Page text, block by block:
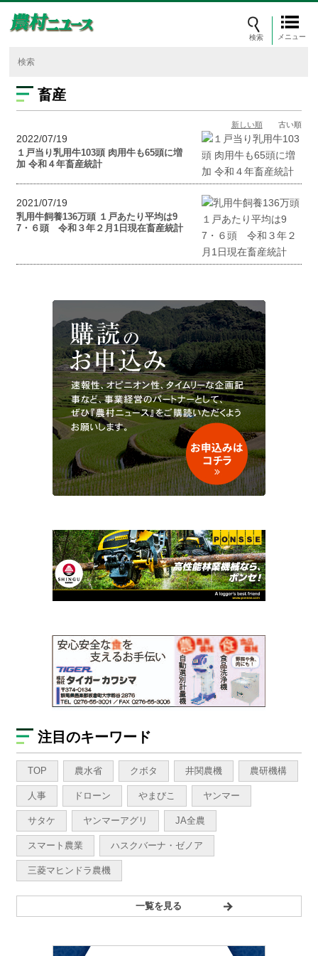
メニュー
畜産
新しい順 古い順
2022/07/19
１戸当り乳用牛103頭 肉用牛も65頭に増
加 令和４年畜産統計
2021/07/19
乳用牛飼養136万頭 １戸あたり平均は9
7・６頭 令和３年２月1日現在畜産統計
注目のキーワード
TOP 農水省 クボタ 井関農機 農研機構
人事 ドローン やまびこ ヤンマー
サタケ ヤンマーアグリ JA全農
スマート農業 ハスクバーナ・ゼノア
三菱マヒンドラ農機
一覧を見る